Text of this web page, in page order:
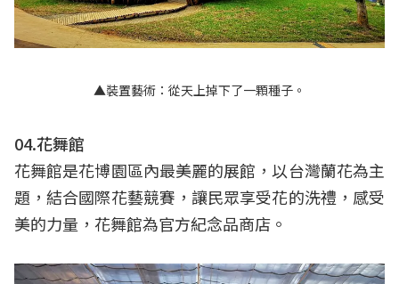
▲裝置藝術：從天上掉下了一顆種子。
04.花舞館
花舞館是花博園區內最美麗的展館，以台灣蘭花為主
題，結合國際花藝競賽，讓民眾享受花的洗禮，感受
美的力量，花舞館為官方紀念品商店。